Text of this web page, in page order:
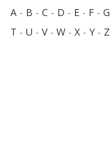
A - B - C - D - E - F - G
T - U - V- W - X - Y - Z